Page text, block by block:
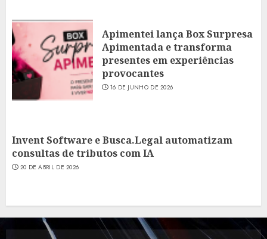
Apimentei lança Box Surpresa
Apimentada e transforma
presentes em experiências
provocantes
16 DE JUNHO DE 2026
Invent Software e Busca.Legal automatizam
consultas de tributos com IA
20 DE ABRIL DE 2026